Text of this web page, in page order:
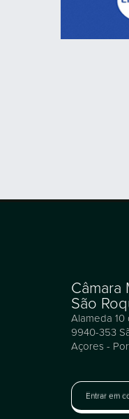
Câmara
São
Alameda
9940-353
Açores -
Entrar em